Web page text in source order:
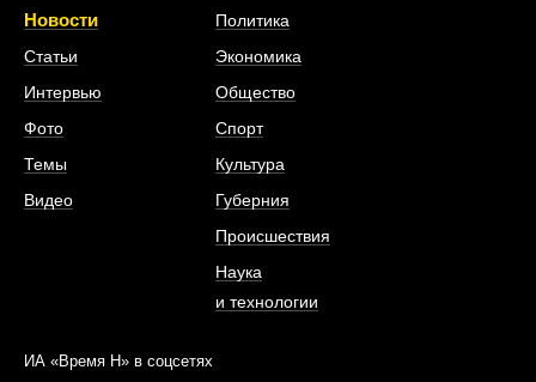
Новости
Статьи
Интервью
Фото
Темы
Видео
Политика
Экономика
Общество
Спорт
Культура
Губерния
Происшествия
Наука
и технологии
ИА «Время Н» в соцсетях